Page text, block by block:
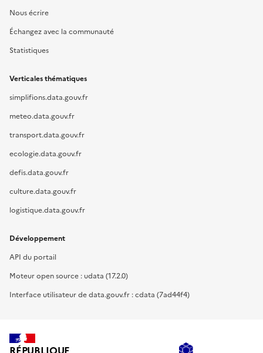
Nous écrire
Échangez avec la communauté
Statistiques
Verticales thématiques
simplifions.data.gouv.fr
meteo.data.gouv.fr
transport.data.gouv.fr
ecologie.data.gouv.fr
defis.data.gouv.fr
culture.data.gouv.fr
logistique.data.gouv.fr
Développement
API du portail
Moteur open source : udata (17.2.0)
Interface utilisateur de data.gouv.fr : cdata (7ad44f4)